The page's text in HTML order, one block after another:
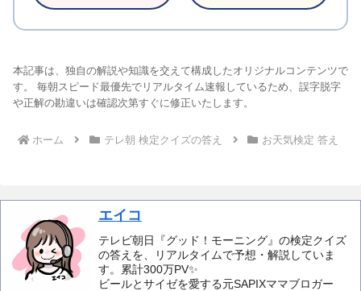
本記事は、独自の解説や知識を交えて構成したオリジナルコンテンツで
す。 毎朝スピード最優先でリアルタイム速報しているため、誤字脱字
や正解の勘違いは確認次第すぐに修正いたします。
ホーム テレ朝 検定クイズの答え お天気検定 答え
エイコ
テレビ朝日『グッド！モーニング』の検定クイズ
の答えを、リアルタイムで予想・解説していま
す。累計300万PV✨️
ビールとサイゼを愛する元SAPIXママブロガー